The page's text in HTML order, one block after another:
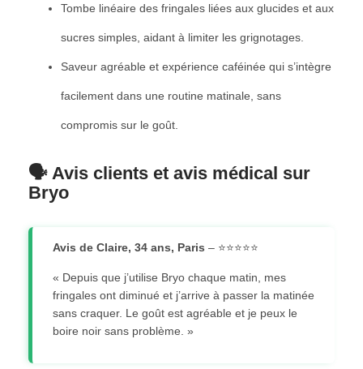
Tombe linéaire des fringales liées aux glucides et aux
sucres simples, aidant à limiter les grignotages.
Saveur agréable et expérience caféinée qui s’intègre
facilement dans une routine matinale, sans
compromis sur le goût.
🗣️ Avis clients et avis médical sur
Bryo
Avis de Claire, 34 ans, Paris – ⭐⭐⭐⭐⭐
« Depuis que j’utilise Bryo chaque matin, mes
fringales ont diminué et j’arrive à passer la matinée
sans craquer. Le goût est agréable et je peux le
boire noir sans problème. »